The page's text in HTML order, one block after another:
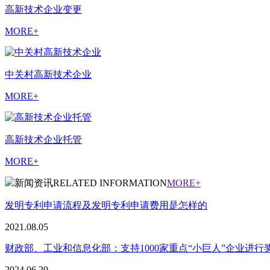
高新技术企业变更
MORE+
中关村高新技术企业
MORE+
高新技术企业托管
MORE+
新闻资讯RELATED INFORMATIONMORE+
发明专利申请流程及发明专利申请费用是怎样的
2021.08.05
财政部、工业和信息化部：支持1000家重点“小巨人”企业进行